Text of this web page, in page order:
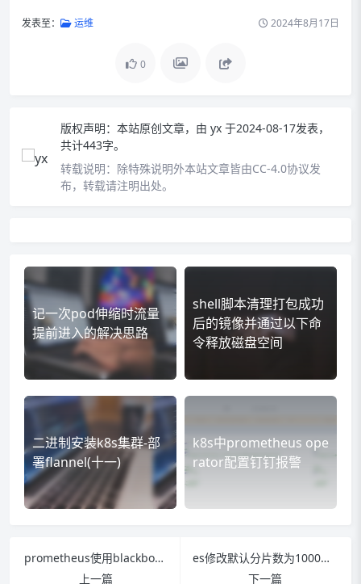
发表至： 运维 2024年8月17日
0
版权声明： 本站原创文章，由 yx 于2024-08-17发表，
共计443字。
转载说明： 除特殊说明外本站文章皆由CC-4.0协议发
布，转载请注明出处。
记一次pod伸缩时流量
提前进入的解决思路
shell脚本清理打包成功
后的镜像并通过以下命
令释放磁盘空间
二进制安装k8s集群-部
署flannel(十一)
k8s中prometheus ope
rator配置钉钉报警
prometheus使用blackbox_exporter监控网站状态并实现报警
上一篇
es修改默认分片数为1000的限制
下一篇